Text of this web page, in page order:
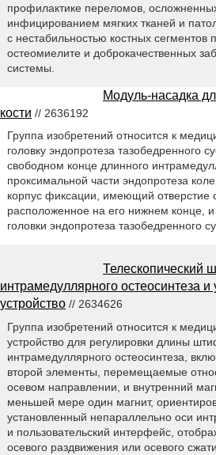
профилактике переломов,
инфицированием мягких тканей и
с нестабильностью костных сегментов
остеомиелите и доброкачественных
системы.
Модуль-насадка
кости // 2636192
Группа изобретений относится к
головку эндопротеза тазобедренного
свободном конце длинного
проксимальной части эндопротеза
корпус фиксации, имеющий отверстие
расположенное на его нижнем конце, и
головки эндопротеза тазобедренного
Телескопический
интрамедуллярного остеосинтеза
устройство // 2634626
Группа изобретений относится к
устройство для регулировки длины
интрамедуллярного остеосинтеза,
второй элементы, перемещаемые
осевом направлении, и внутренний
меньшей мере один магнит,
установленный непараллельно оси
и пользовательский интерфейс,
осевого раздвижения или осевого